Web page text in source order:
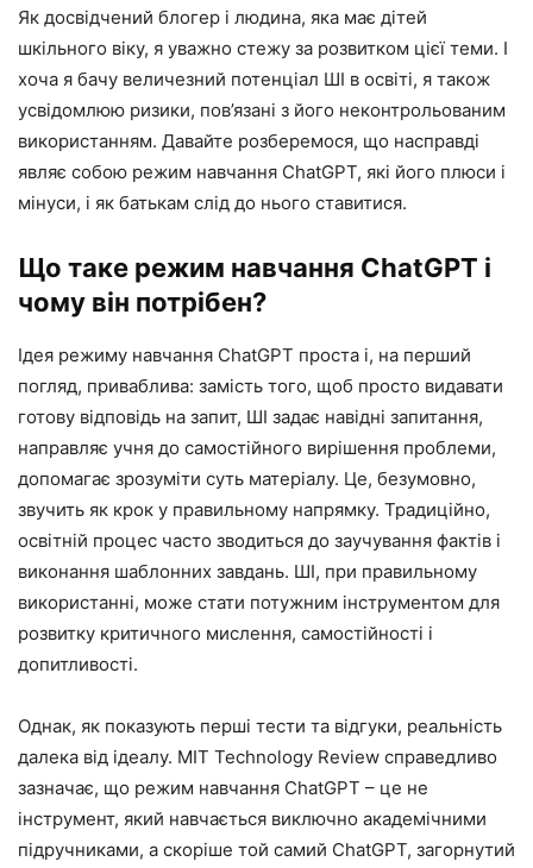
Як досвідчений блогер і людина, яка має дітей
шкільного віку, я уважно стежу за розвитком цієї теми. І
хоча я бачу величезний потенціал ШІ в освіті, я також
усвідомлюю ризики, пов’язані з його неконтрольованим
використанням. Давайте розберемося, що насправді
являє собою режим навчання ChatGPT, які його плюси і
мінуси, і як батькам слід до нього ставитися.
Що таке режим навчання ChatGPT і
чому він потрібен?
Ідея режиму навчання ChatGPT проста і, на перший
погляд, приваблива: замість того, щоб просто видавати
готову відповідь на запит, ШІ задає навідні запитання,
направляє учня до самостійного вирішення проблеми,
допомагає зрозуміти суть матеріалу. Це, безумовно,
звучить як крок у правильному напрямку. Традиційно,
освітній процес часто зводиться до заучування фактів і
виконання шаблонних завдань. ШІ, при правильному
використанні, може стати потужним інструментом для
розвитку критичного мислення, самостійності і
допитливості.
Однак, як показують перші тести та відгуки, реальність
далека від ідеалу. MIT Technology Review справедливо
зазначає, що режим навчання ChatGPT – це не
інструмент, який навчається виключно академічними
підручниками, а скоріше той самий ChatGPT, загорнутий